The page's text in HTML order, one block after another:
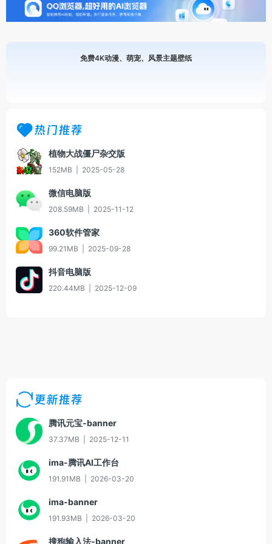
免费4K动漫、萌宠、风景主题壁纸
热门推荐
植物大战僵尸杂交版
152MB 2025-05-28
微信电脑版
208.59MB 2025-11-12
360软件管家
99.21MB 2025-09-28
抖音电脑版
220.44MB 2025-12-09
更新推荐
腾讯元宝-banner
37.37MB 2025-12-11
ima-腾讯AI工作台
191.91MB 2026-03-20
ima-banner
191.93MB 2026-03-20
搜狗输入法-banner